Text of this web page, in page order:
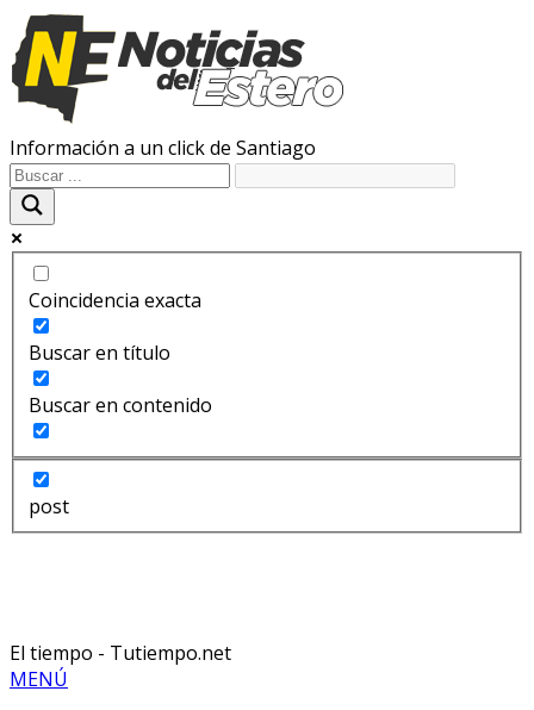
Información a un click de Santiago
Coincidencia exacta
Buscar en título
Buscar en contenido
post
El tiempo - Tutiempo.net
MENÚ